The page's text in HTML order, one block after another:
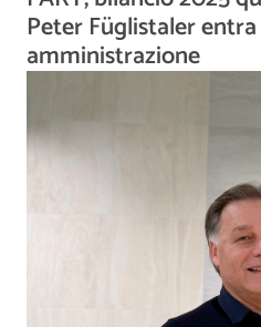
Peter Füglistaler
amministrazione